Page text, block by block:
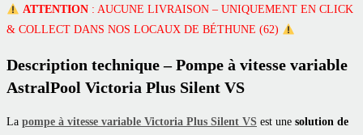
ATTENTION: AUCUNE LIVRAISON – UNIQUEMENT EN CLICK
& COLLECT DANS NOS LOCAUX DE BÉTHUNE (62)
Description technique – Pompe à vitesse variable
AstralPool Victoria Plus Silent VS
La pompe à vitesse variable Victoria Plus Silent VS est une solution de